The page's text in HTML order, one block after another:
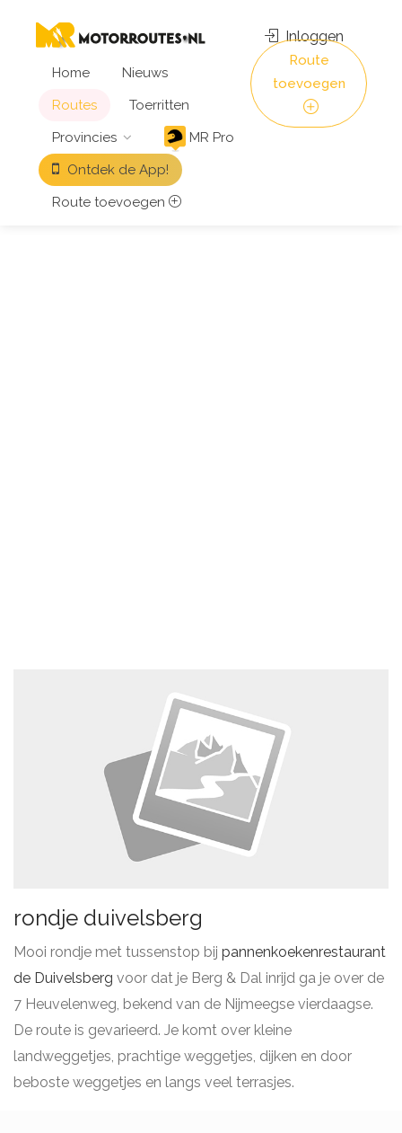
Home
Nieuws
Routes
Toerritten
Provincies
MR Pro
Ontdek de App!
Route toevoegen
Inloggen
Route
toevoegen
rondje duivelsberg
Mooi rondje met tussenstop bij pannenkoekenrestaurant
de Duivelsberg voor dat je Berg & Dal inrijd ga je over de
7 Heuvelenweg, bekend van de Nijmeegse vierdaagse.
De route is gevarieerd. Je komt over kleine
landweggetjes, prachtige weggetjes, dijken en door
beboste weggetjes en langs veel terrasjes.